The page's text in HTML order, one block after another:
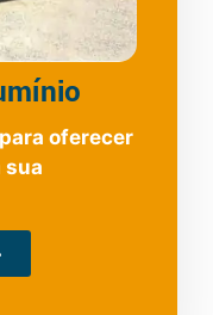
oferecer
sua